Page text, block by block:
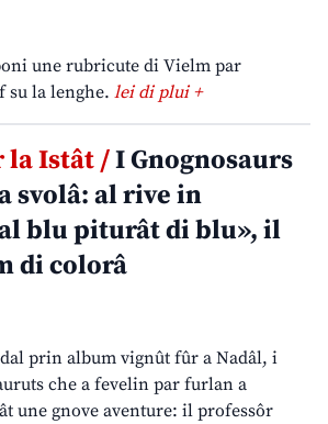
une rubricute di Vielm par
la lenghe. lei di plui +
la Istât /I Gnognosaurs
svolâ: al rive in
blu piturât di blu», il
di colorâ
dal prin album vignût fûr a Nadâl, i
che a fevelin par furlan a
une gnove aventure: il professôr